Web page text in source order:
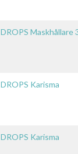
DROPS Maskhållare
DROPS Karisma
DROPS Karisma